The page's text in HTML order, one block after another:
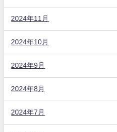
2024年11月
2024年10月
2024年9月
2024年8月
2024年7月